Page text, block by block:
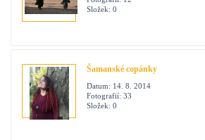
Složek: 0
Šamanské copánky
Datum: 14. 8. 2014
Fotografií: 33
Složek: 0